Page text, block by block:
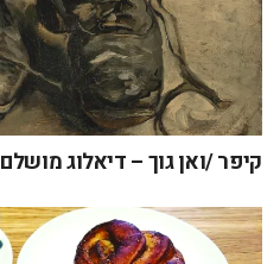
קיפר /ואן גוך – דיאלוג מושלם